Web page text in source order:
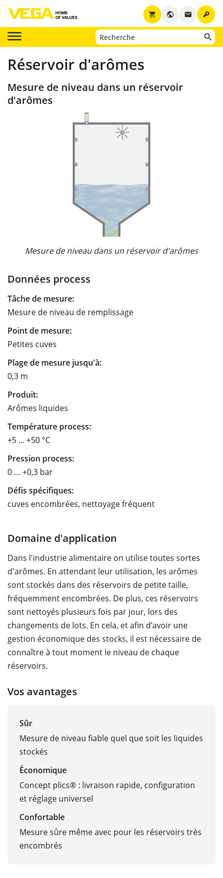
key
email
public
shopping_cart
Réservoir d'arômes
Mesure de niveau dans un réservoir
d'arômes
Mesure de niveau dans un réservoir d'arômes
Données process
Tâche de mesure:
Mesure de niveau de remplissage
Point de mesure:
Petites cuves
Plage de mesure jusqu'à:
0,3 m
Produit:
Arômes liquides
Température process:
+5 ... +50 °C
Pression process:
0 … +0,3 bar
Défis spécifiques:
cuves encombrées, nettoyage fréquent
Domaine d'application
Dans l'industrie alimentaire on utilise toutes sortes
d'arômes. En attendant leur utilisation, les arômes
sont stockés dans des réservoirs de petite taille,
fréquemment encombrées. De plus, ces réservoirs
sont nettoyés plusieurs fois par jour, lors des
changements de lots. En cela, et afin d’avoir une
gestion économique des stocks, il est nécessaire de
connaître à tout moment le niveau de chaque
réservoirs.
Vos avantages
Sûr
Mesure de niveau fiable quel que soit les liquides
stockés
Économique
Concept plics® : livraison rapide, configuration
et réglage universel
Confortable
Mesure sûre même avec pour les réservoirs très
encombrés